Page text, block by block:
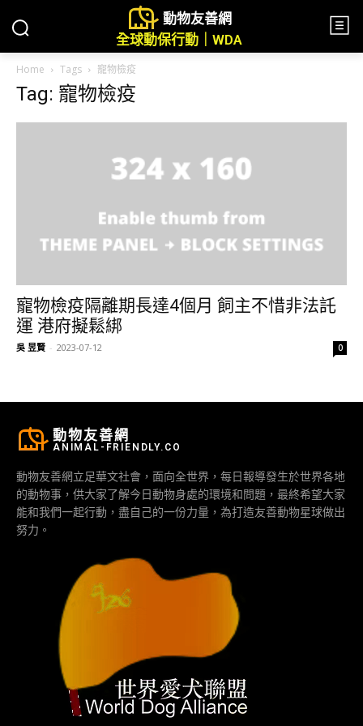
動物友善網
全球動保行動｜WDA
Home Tags 寵物檢疫
Tag: 寵物檢疫
寵物檢疫隔離期長達4個月 飼主不惜非法託
運 港府擬鬆綁
吳 昱賢 - 2023-07-12 0
動物友善網
ANIMAL-FRIENDLY.CO
動物友善網立足華文社會，面向全世界，每日報導發生於世界各地
的動物事，供大家了解今日動物身處的環境和問題，最終希望大家
能和我們一起行動，盡自己的一份力量，為打造友善動物星球做出
努力。